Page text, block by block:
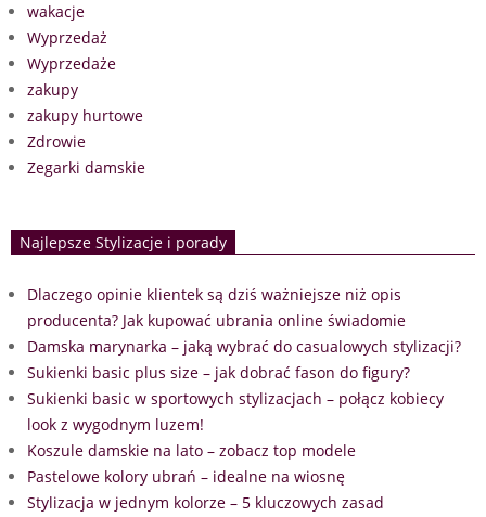
wakacje
Wyprzedaż
Wyprzedaże
zakupy
zakupy hurtowe
Zdrowie
Zegarki damskie
Najlepsze Stylizacje i porady
Dlaczego opinie klientek są dziś ważniejsze niż opis
producenta? Jak kupować ubrania online świadomie
Damska marynarka – jaką wybrać do casualowych stylizacji?
Sukienki basic plus size – jak dobrać fason do figury?
Sukienki basic w sportowych stylizacjach – połącz kobiecy
look z wygodnym luzem!
Koszule damskie na lato – zobacz top modele
Pastelowe kolory ubrań – idealne na wiosnę
Stylizacja w jednym kolorze – 5 kluczowych zasad